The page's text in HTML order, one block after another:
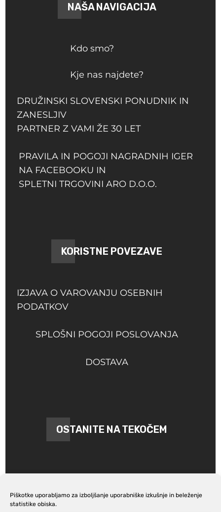
Piškotke uporabljamo za izboljšanje uporabniške izkušnje in beleženje
statistike obiska.
NAŠA NAVIGACIJA
Kdo smo?
Kje nas najdete?
DRUŽINSKI SLOVENSKI PONUDNIK IN
ZANESLJIV
PARTNER Z VAMI ŽE 30 LET
PRAVILA IN POGOJI NAGRADNIH IGER
NA FACEBOOKU IN
SPLETNI TRGOVINI ARO D.O.O.
KORISTNE POVEZAVE
IZJAVA O VAROVANJU OSEBNIH
PODATKOV
SPLOŠNI POGOJI POSLOVANJA
DOSTAVA
OSTANITE NA TEKOČEM